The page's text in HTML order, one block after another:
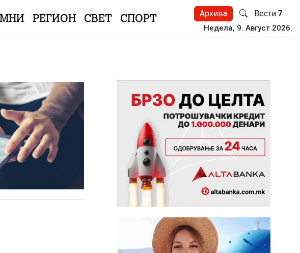
РЕГИОН СВЕТ СПОРТ Архива Вести:7
Недела, 9. Август 2026.